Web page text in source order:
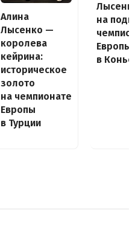
Алина
Лысенко —
королева
кейрина:
историческое
золото
на чемпионате
Европы
в Турции
Лысенко
на
Европы
в Конье